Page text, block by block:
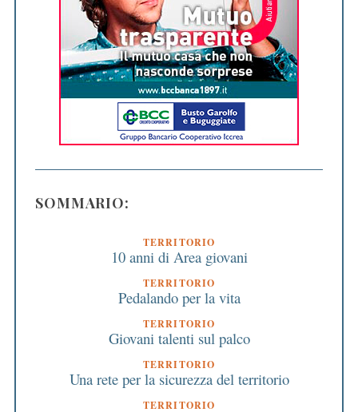
SOMMARIO:
TERRITORIO
10 anni di Area giovani
TERRITORIO
Pedalando per la vita
TERRITORIO
Giovani talenti sul palco
TERRITORIO
Una rete per la sicurezza del territorio
TERRITORIO